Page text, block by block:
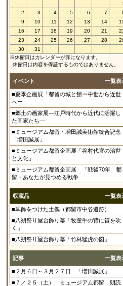
2
3 4 5 6 7
9
10 11 12 13 14
16
17 18 19 20 21
23
24 25 26 27 28
30
31
※休館日はカレンダーが赤になります。
休館日は内容を保証するものではありません。
イベント 一覧表
■夏季企画展「都留の城と館ー中世から近世
へー」
■郷土の画家展―江戸時代から近代に活躍し
た画家たち―
■ミュージアム都留・増田誠美術館統合記念
「増田誠展」
■ミュージアム都留企画展「谷村代官の治世
と文化」
■ミュージアム都留企画展 「戦後70年 都
留・あなたが見つめる戦争
収蔵品 一覧表
■耳飾をつけた土偶（都留市中谷遺跡）
■八朔祭り屋台飾り幕「牧童牛の背に笛を吹
く」
■八朔祭り屋台飾り幕「竹林猛虎の図」
記事 一覧表
■２月６日～３月２７日 「増田誠展」
■７／２５（土） ミュージアム都留 朗読